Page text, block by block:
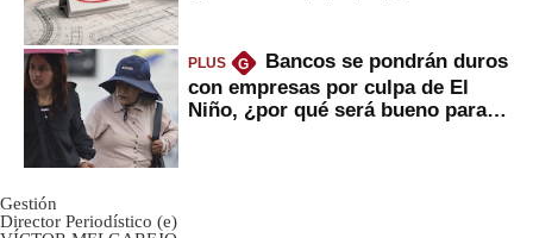
PLUS G
Bancos se pondrán duros
con empresas por culpa de El
Niño, ¿por qué será bueno para
Gestión
Director Periodístico (e)